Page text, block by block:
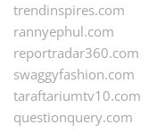
trendinspires.com
rannyephul.com
reportradar360.com
swaggyfashion.com
taraftariumtv10.com
questionquery.com